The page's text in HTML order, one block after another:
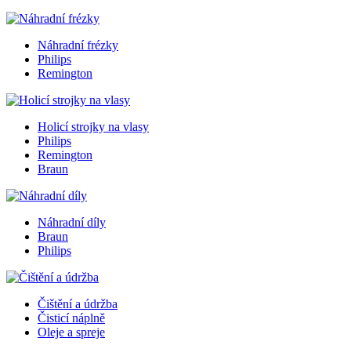
Náhradní frézky
Philips
Remington
Holicí strojky na vlasy
Philips
Remington
Braun
Náhradní díly
Braun
Philips
Čištění a údržba
Čisticí náplně
Oleje a spreje